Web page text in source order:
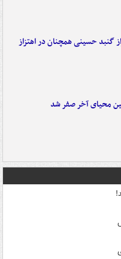
گنبد حسینی همچنان در اهتزاز
محیای آخر صفر شد